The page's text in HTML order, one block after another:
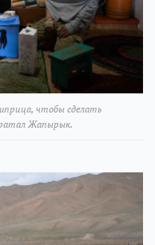
чтобы сделать
Жапырык.